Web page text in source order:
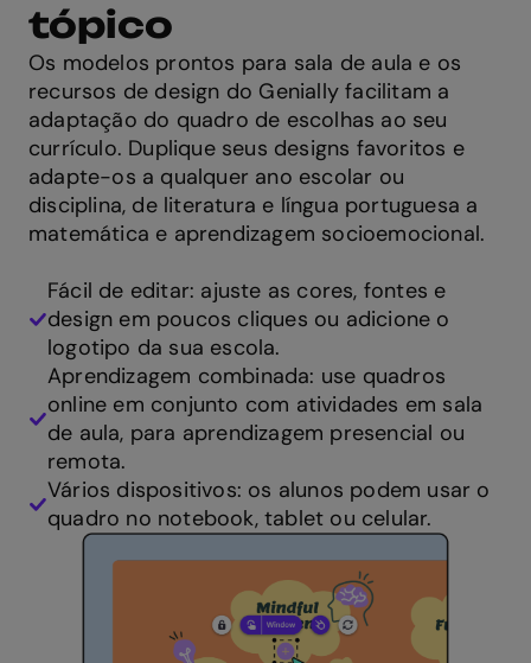
tópico
Os modelos prontos para sala de aula e os
recursos de design do Genially facilitam a
adaptação do quadro de escolhas ao seu
currículo. Duplique seus designs favoritos e
adapte-os a qualquer ano escolar ou
disciplina, de literatura e língua portuguesa a
matemática e aprendizagem socioemocional.
Fácil de editar: ajuste as cores, fontes e
design em poucos cliques ou adicione o
logotipo da sua escola.
Aprendizagem combinada: use quadros
online em conjunto com atividades em sala
de aula, para aprendizagem presencial ou
remota.
Vários dispositivos: os alunos podem usar o
quadro no notebook, tablet ou celular.